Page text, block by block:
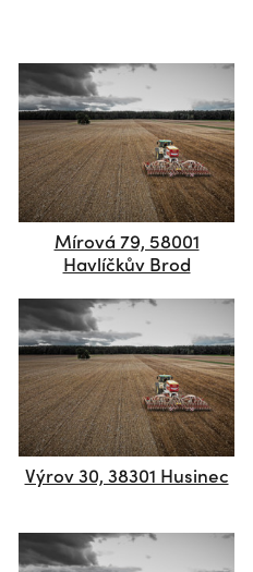
Mírová 79, 58001
Havlíčkův Brod
Výrov 30, 38301 Husinec